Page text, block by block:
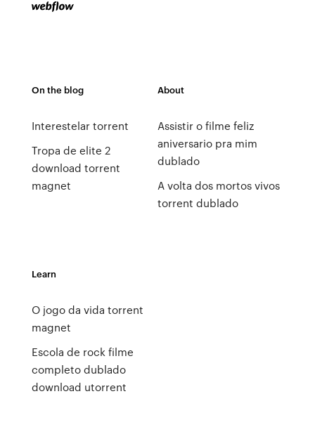
On the blog
Interestelar torrent
Tropa de elite 2
download torrent
magnet
About
Assistir o filme feliz
aniversario pra mim
dublado
A volta dos mortos vivos
torrent dublado
Learn
O jogo da vida torrent
magnet
Escola de rock filme
completo dublado
download utorrent